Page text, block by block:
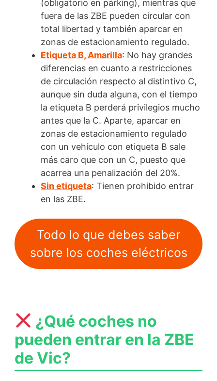
(obligatorio en párking), mientras que
fuera de las ZBE pueden circular con
total libertad y también aparcar en
zonas de estacionamiento regulado.
Etiqueta B, Amarilla: No hay grandes
diferencias en cuanto a restricciones
de circulación respecto al distintivo C,
aunque sin duda alguna, con el tiempo
la etiqueta B perderá privilegios mucho
antes que la C. Aparte, aparcar en
zonas de estacionamiento regulado
con un vehículo con etiqueta B sale
más caro que con un C, puesto que
acarrea una penalización del 20%.
Sin etiqueta: Tienen prohibido entrar
en las ZBE.
Todo lo que debes saber
sobre los coches eléctricos
¿Qué coches no
pueden entrar en la ZBE
de Vic?